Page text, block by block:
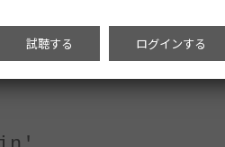
試聴する ログインする